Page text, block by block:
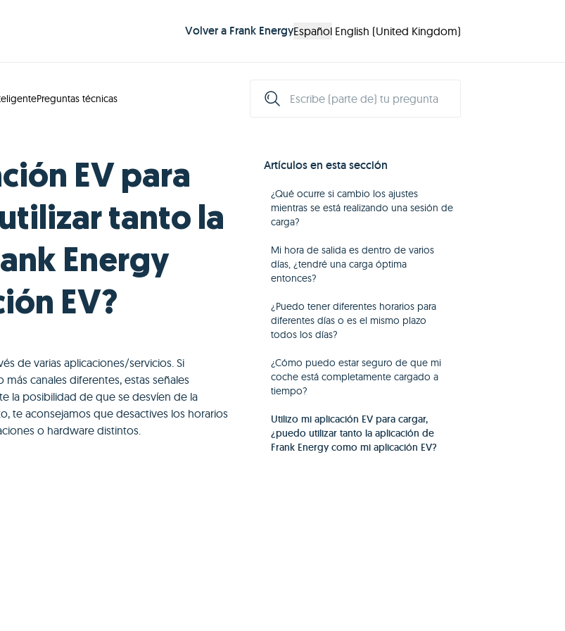
Volver a Frank EnergyEspañol English (United Kingdom)
Preguntas técnicas
EV para
tanto la
Energy
EV?
de varias aplicaciones/servicios. Si
canales diferentes, estas señales
la posibilidad de que se desvíen de la
te aconsejamos que desactives los horarios
o hardware distintos.
Artículos en esta sección
¿Qué ocurre si cambio los ajustes
mientras se está realizando una sesión de
carga?
Mi hora de salida es dentro de varios
días, ¿tendré una carga óptima
entonces?
¿Puedo tener diferentes horarios para
diferentes días o es el mismo plazo
todos los días?
¿Cómo puedo estar seguro de que mi
coche está completamente cargado a
tiempo?
Utilizo mi aplicación EV para cargar,
¿puedo utilizar tanto la aplicación de
Frank Energy como mi aplicación EV?